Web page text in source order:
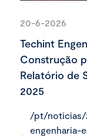
20-6-2026
Techint
Construção
Relatório de
2025
/pt/
engenharia-